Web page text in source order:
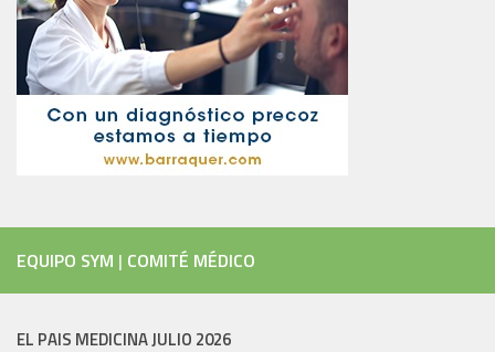
EQUIPO SYM | COMITÉ MÉDICO
EL PAIS MEDICINA JULIO 2026